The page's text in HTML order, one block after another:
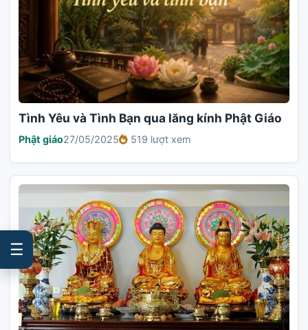
Tình Yêu và Tình Bạn qua lăng kính Phật Giáo
Phật giáo27/05/2025 519 lượt xem
☰